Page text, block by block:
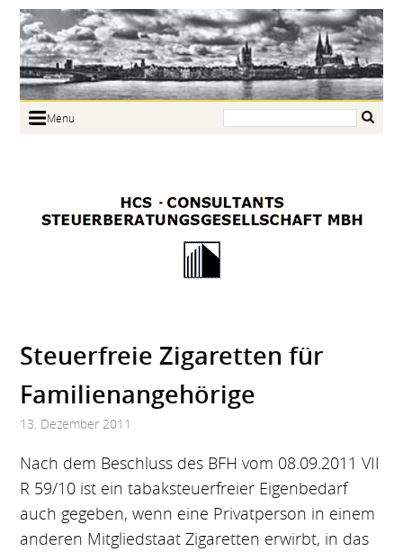
Menu
Links
Steuer­freie Zigaretten für
Familien­angehörige
13. Dezember 2011
Nach dem Beschluss des BFH vom 08.09.2011 VII
R 59/10 ist ein tabaksteuerfreier Eigenbedarf
auch gegeben, wenn eine Privatperson in einem
anderen Mitgliedstaat Zigaretten erwirbt, in das